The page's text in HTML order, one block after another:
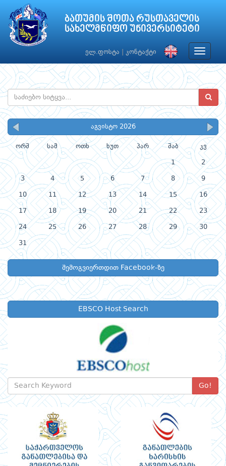
ბათუმის შოთა რუსთაველის
სახელმწიფო უნივერსიტეტი
ელ.ფოსტა კონტაქტი
Toggle
აგვისტო 2026
ორშ სამ ოთხ ხუთ პარ შაბ კვ
1 2
3 4 5 6 7 8 9
10 11 12 13 14 15 16
17 18 19 20 21 22 23
24 25 26 27 28 29 30
31
შემოგვიერთდით Facebook-ზე
EBSCO Host Search
Go!